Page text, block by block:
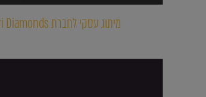
מיתוג עסקי לחברת Yairi Diamonds